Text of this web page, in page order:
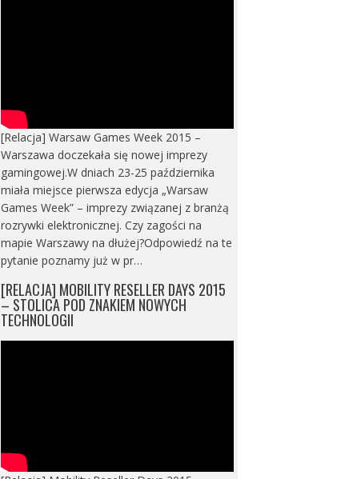
[Relacja] Warsaw Games Week 2015 –
Warszawa doczekała się nowej imprezy
gamingowej.W dniach 23-25 października
miała miejsce pierwsza edycja „Warsaw
Games Week” – imprezy związanej z branżą
rozrywki elektronicznej. Czy zagości na
mapie Warszawy na dłużej?Odpowiedź na te
pytanie poznamy już w pr…
[RELACJA] MOBILITY RESELLER DAYS 2015
– STOLICA POD ZNAKIEM NOWYCH
TECHNOLOGII